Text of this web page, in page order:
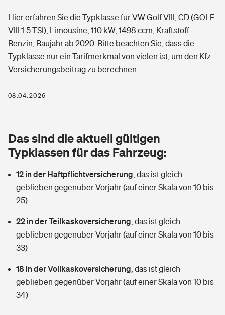
Grundfähigkeitsversicherung
Arbeitsrechtsschutz
Berufshaftpflichtversicherung
Zur Übersicht
Tools
Wer versichert was: Jetzt Versicherer finden
Sie haben Fragen?
Elementarversicherung
Glasversicherung
Mietkautionsversicherung
Restkreditversicherung
Zur Übersicht
Tools
Freizeit
Pri­vate Haft­pflicht­
Kinderunfall­ver­si­che­rung
Kinderinvalidität
Hundehalter-Haftpflicht
Handyversicherung
Gesundheit
Private Krankenversicherung
Dread-Disease-Versicherung
Tierkrankenversicherung
Zur Übersicht
Tools
Wer versichert was: Jetzt Versicherer finden
Sie haben Fragen?
Hier erfahren Sie die Typklasse für VW Golf VIII, CD (GOLF
VIII 1.5 TSI), Limousine, 110 kW, 1498 ccm, Kraftstoff:
Benzin, Baujahr ab 2020. Bitte beachten Sie, dass die
Typklasse nur ein Tarifmerkmal von vielen ist, um den Kfz-
Versicherungsbeitrag zu berechnen.
08.04.2026
Das sind die aktuell gültigen
Typklassen für das Fahrzeug:
12 in der Haftpflichtversicherung das ist gleich
geblieben gegenüber Vorjahr (auf einer Skala von 10 bis
25)
22 in der Teilkaskoversicherung das ist gleich
geblieben gegenüber Vorjahr (auf einer Skala von 10 bis
33)
18 in der Vollkaskoversicherung das ist gleich
geblieben gegenüber Vorjahr (auf einer Skala von 10 bis
34)